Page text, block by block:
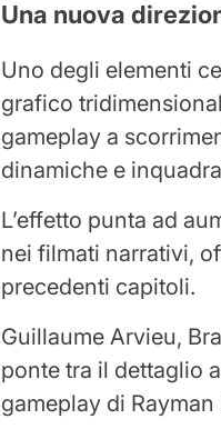
Una nuova
Uno degli elementi
grafico
gameplay a
dinamiche e
L’effetto punta ad
nei filmati narrativi,
precedenti capitoli.
Guillaume Arvieu,
ponte tra il dettaglio
gameplay di Rayman